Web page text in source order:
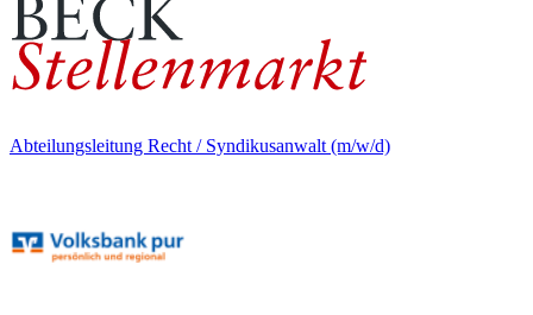
Abteilungsleitung Recht / Syndikusanwalt (m/w/d)